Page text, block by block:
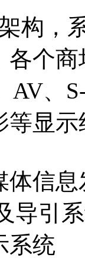
，系
各个
AV、
等显示
信息
导引
系统